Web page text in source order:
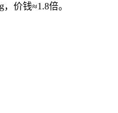
价钱≈1.8倍。